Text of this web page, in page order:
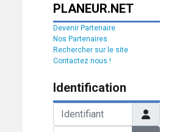
PLANEUR.NET
Devenir Partenaire
Nos Partenaires
Rechercher sur le site
Contactez nous !
Identification